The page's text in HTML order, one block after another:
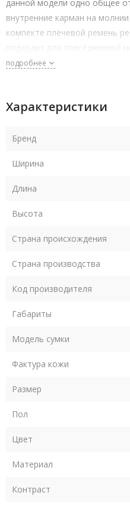
данной модели одно общее
внутренние карман на
компекте плечевой ремень
подходит для повседневной
прогулок. Размеры 30х21х13.5
подробнее
Характеристики
Бренд
Ширина
Длина
Высота
Страна происхождения
Страна производства
Код производителя
Габариты
Модель сумки
Фактура кожи
Размер
Пол
Цвет
Материал
Контраст